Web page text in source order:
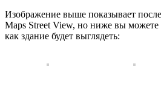
Изображение выше показывает
Maps Street View, но ниже вы можете
как здание будет выглядеть: